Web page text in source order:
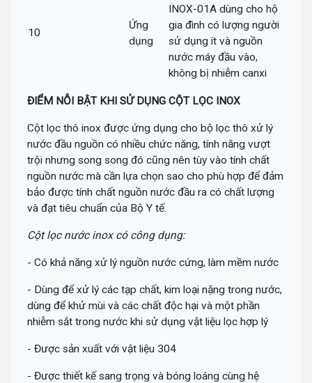
10
Ứng
dụng
INOX-01A dùng cho hộ
gia đình có lượng người
sử dụng ít và nguồn
nước máy đầu vào,
không bị nhiễm canxi
ĐIỂM NỖI BẬT KHI SỬ DỤNG CỘT LỌC INOX
Cột lọc thô inox được ứng dụng cho bộ lọc thô xử lý
nước đầu nguồn có nhiều chức năng, tính năng vượt
trội nhưng song song đó cũng nên tùy vào tính chất
nguồn nước mà cần lựa chọn sao cho phù hợp để đảm
bảo được tính chất nguồn nước đầu ra có chất lượng
và đạt tiêu chuẩn của Bộ Y tế.
Cột lọc nước inox có công dụng:
- Có khả năng xử lý nguồn nước cứng, làm mềm nước
- Dùng để xử lý các tạp chất, kim loại nặng trong nước,
dùng để khử mùi và các chất độc hại và một phần
nhiễm sắt trong nước khi sử dụng vật liệu lọc hợp lý
- Được sản xuất với vật liệu 304
- Được thiết kế sang trọng và bóng loáng cùng hệ